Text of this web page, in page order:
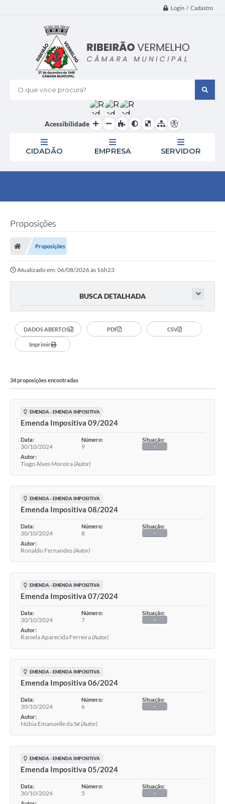
Login / Cadastro
O que voce procura?
Acessibilidade
CIDADÃO EMPRESA SERVIDOR
Proposições
Proposições
Atualizado em: 06/08/2026 às 16h23
BUSCA DETALHADA
DADOS ABERTOS PDF CSV
Imprimir
34 proposições encontradas
EMENDA - EMENDA IMPOSITIVA
Emenda Impositiva 09/2024
Data:
30/10/2024
Número:
9
Situação:
-
Autor:
Tiago Alves Moreira(Autor)
EMENDA - EMENDA IMPOSITIVA
Emenda Impositiva 08/2024
Data:
30/10/2024
Número:
8
Situação:
-
Autor:
Ronaldo Fernandes(Autor)
EMENDA - EMENDA IMPOSITIVA
Emenda Impositiva 07/2024
Data:
30/10/2024
Número:
7
Situação:
-
Autor:
Raniela Aparecida Ferreira(Autor)
EMENDA - EMENDA IMPOSITIVA
Emenda Impositiva 06/2024
Data:
30/10/2024
Número:
6
Situação:
-
Autor:
Núbia Emanuelle da Sé(Autor)
EMENDA - EMENDA IMPOSITIVA
Emenda Impositiva 05/2024
Data:
30/10/2024
Número:
5
Situação:
-